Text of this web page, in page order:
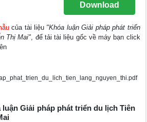
Download
của tài liệu "Khóa luận Giải pháp phát triển
Thị Mai", để tải tài liệu gốc về máy bạn click
Giải pháp phát triển du lịch Tiên